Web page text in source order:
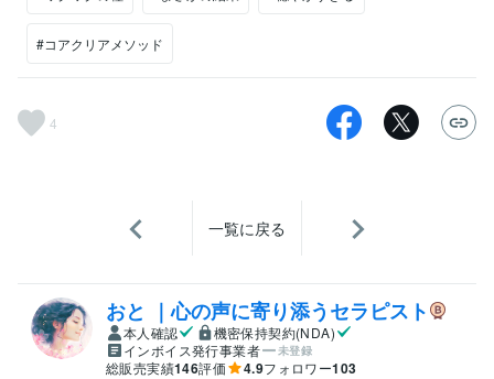
#コアクリアメソッド
4
一覧に戻る
おと ｜心の声に寄り添うセラピスト
本人確認
機密保持契約(NDA)
インボイス発行事業者
未登録
総販売実績146評価 4.9フォロワー103